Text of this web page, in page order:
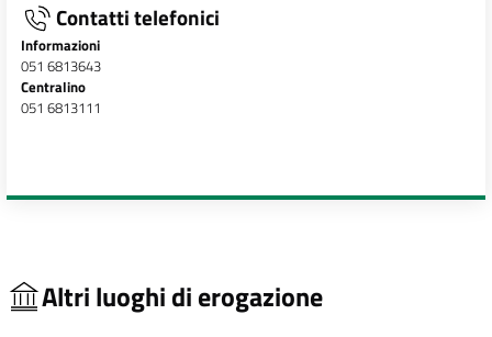
Contatti telefonici
Informazioni
051 6813643
Centralino
051 6813111
Altri luoghi di erogazione